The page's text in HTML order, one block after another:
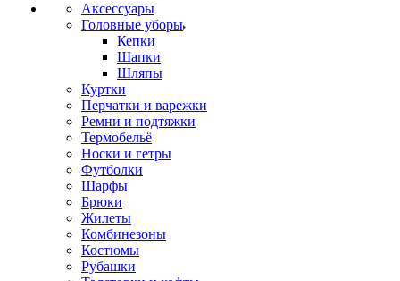
Аксессуары
Головные уборы
Кепки
Шапки
Шляпы
Куртки
Перчатки и варежки
Ремни и подтяжки
Термобельё
Носки и гетры
Футболки
Шарфы
Брюки
Жилеты
Комбинезоны
Костюмы
Рубашки